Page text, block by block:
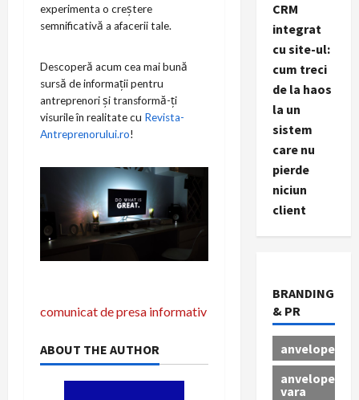
experimenta o creștere
semnificativă a afacerii tale.
Descoperă acum cea mai bună
sursă de informații pentru
antreprenori și transformă-ți
visurile în realitate cu Revista-
Antreprenorului.ro!
N
a
comunicat de presa informativ
ABOUT THE AUTHOR
CRM
integrat
cu site-ul:
cum treci
de la haos
la un
sistem
care nu
pierde
niciun
client
BRANDING
& PR
anvelope
anvelope
vara